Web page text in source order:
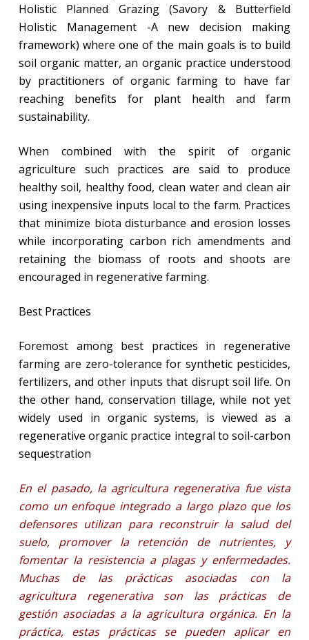
Holistic Planned Grazing (Savory & Butterfield
Holistic Management -A new decision making
framework) where one of the main goals is to build
soil organic matter, an organic practice understood
by practitioners of organic farming to have far
reaching benefits for plant health and farm
sustainability.
When combined with the spirit of organic
agriculture such practices are said to produce
healthy soil, healthy food, clean water and clean air
using inexpensive inputs local to the farm. Practices
that minimize biota disturbance and erosion losses
while incorporating carbon rich amendments and
retaining the biomass of roots and shoots are
encouraged in regenerative farming.
Best Practices
Foremost among best practices in regenerative
farming are zero-tolerance for synthetic pesticides,
fertilizers, and other inputs that disrupt soil life. On
the other hand, conservation tillage, while not yet
widely used in organic systems, is viewed as a
regenerative organic practice integral to soil-carbon
sequestration
En el pasado, la agricultura regenerativa fue vista
como un enfoque integrado a largo plazo que los
defensores utilizan para reconstruir la salud del
suelo, promover la retención de nutrientes, y
fomentar la resistencia a plagas y enfermedades.
Muchas de las prácticas asociadas con la
agricultura regenerativa son las prácticas de
gestión asociadas a la agricultura orgánica. En la
práctica, estas prácticas se pueden aplicar en